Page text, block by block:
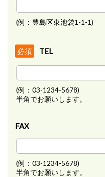
(例：豊島区東池袋1-1-1)
TEL
必須
(例：03-1234-5678)
半角でお願いします。
FAX
(例：03-1234-5678)
半角でお願いします。